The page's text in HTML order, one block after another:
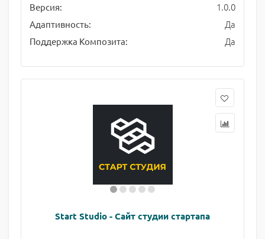
Версия: 1.0.0
Адаптивность: Да
Поддержка Композита: Да
Start Studio - Сайт студии стартапа